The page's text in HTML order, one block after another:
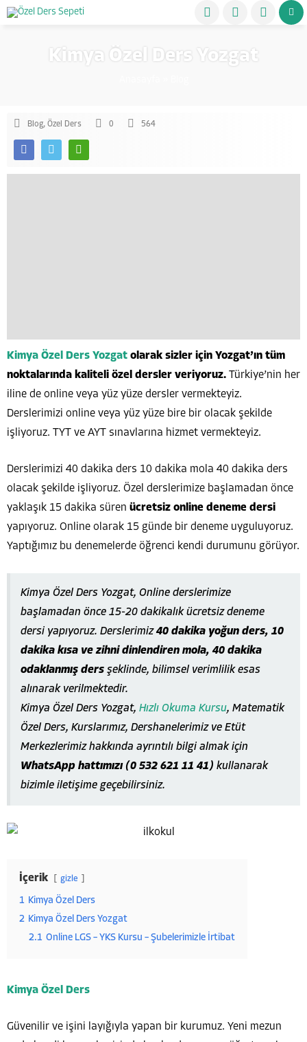
Kimya Özel Ders Yozgat
Blog, Özel Ders 0 564
Kimya Özel Ders Yozgat olarak sizler için Yozgat’ın tüm
noktalarında kaliteli özel dersler veriyoruz. Türkiye’nin her
iline de online veya yüz yüze dersler vermekteyiz.
Derslerimizi online veya yüz yüze bire bir olacak şekilde
işliyoruz. TYT ve AYT sınavlarına hizmet vermekteyiz.
Derslerimizi 40 dakika ders 10 dakika mola 40 dakika ders
olacak şekilde işliyoruz. Özel derslerimize başlamadan önce
yaklaşık 15 dakika süren ücretsiz online deneme dersi
yapıyoruz. Online olarak 15 günde bir deneme uyguluyoruz.
Yaptığımız bu denemelerde öğrenci kendi durumunu görüyor.
Kimya Özel Ders Yozgat, Online derslerimize
başlamadan önce 15-20 dakikalık ücretsiz deneme
dersi yapıyoruz. Derslerimiz40 dakika yoğun ders, 10
dakika kısa ve zihni dinlendiren mola, 40 dakika
odaklanmış ders şeklinde, bilimsel verimlilik esas
alınarak verilmektedir.
Kimya Özel Ders Yozgat, Hızlı Okuma Kursu, Matematik
Özel Ders, Kurslarımız, Dershanelerimiz ve Etüt
Merkezlerimiz hakkında ayrıntılı bilgi almak için
WhatsApp hattımızı (0 532 621 11 41) kullanarak
bizimle iletişime geçebilirsiniz.
İçerik gizle
1 Kimya Özel Ders
2 Kimya Özel Ders Yozgat
2.1 Online LGS – YKS Kursu – Şubelerimizle İrtibat
Kimya Özel Ders
Güvenilir ve işini layığıyla yapan bir kurumuz. Yeni mezun